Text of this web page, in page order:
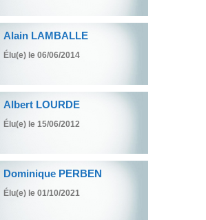
Alain LAMBALLE
Élu(e) le 06/06/2014
Albert LOURDE
Élu(e) le 15/06/2012
Dominique PERBEN
Élu(e) le 01/10/2021